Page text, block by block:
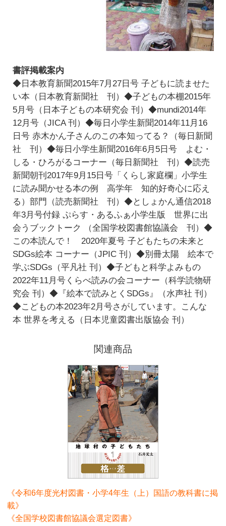
書評掲載案内
◆日本教育新聞2015年7月27日号 子どもに読ませた
い本（日本教育新聞社 刊）◆子どもの本棚2015年
5月号（日本子どもの本研究会 刊）◆mundi2014年
12月号（JICA 刊）◆毎日小学生新聞2014年11月16
日号 赤木かん子さんのこの本知ってる？（毎日新聞
社 刊）◆毎日小学生新聞2016年6月5日号 よむ・
しる・ひろがるコーナー（毎日新聞社 刊）◆読売
新聞朝刊2017年9月15日号「くらし家庭欄」小学生
に読み聞かせる本の例 高学年 知的好奇心に応え
る）部門（読売新聞社 刊）◆としょかん通信2018
年3月号付録 ぷらす・あるふぁ小学生版 世界に出
会うブックトーク （全国学校図書館協議会 刊）◆
この本読んで！ 2020年夏号 子どもたちの未来と
SDGs絵本 コーナー（JPIC 刊）◆別冊太陽 絵本で
学ぶSDGs（平凡社 刊）◆子どもと科学よみもの
2022年11月号くらべ読みの会コーナー（科学読物研
究会 刊）◆『絵本で読みとくSDGs』（水声社 刊）
◆こどもの本2023年2月号さがしています。こんな
本 世界を考える（日本児童図書出版協会 刊）
関連商品
《令和6年度光村図書・小学4年生（上）国語の教科書に掲
載》
《全国学校図書館協議会選定図書》